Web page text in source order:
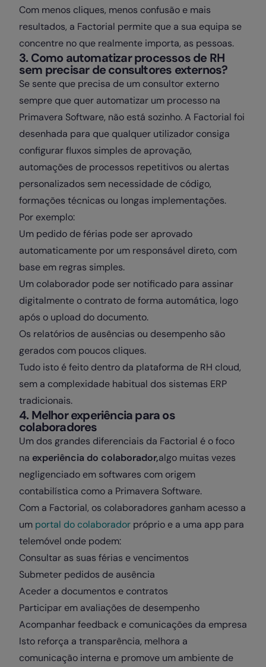
Com menos cliques, menos confusão e mais
resultados, a Factorial permite que a sua equipa se
concentre no que realmente importa, as pessoas.
3. Como automatizar processos de RH
sem precisar de consultores externos?
Se sente que precisa de um consultor externo
sempre que quer automatizar um processo na
Primavera Software, não está sozinho. A Factorial foi
desenhada para que qualquer utilizador consiga
configurar fluxos simples de aprovação,
automações de processos repetitivos ou alertas
personalizados sem necessidade de código,
formações técnicas ou longas implementações.
Por exemplo:
Um pedido de férias pode ser aprovado
automaticamente por um responsável direto, com
base em regras simples.
Um colaborador pode ser notificado para assinar
digitalmente o contrato de forma automática, logo
após o upload do documento.
Os relatórios de ausências ou desempenho são
gerados com poucos cliques.
Tudo isto é feito dentro da plataforma de RH cloud,
sem a complexidade habitual dos sistemas ERP
tradicionais.
4. Melhor experiência para os
colaboradores
Um dos grandes diferenciais da Factorial é o foco
na experiência do colaborador,algo muitas vezes
negligenciado em softwares com origem
contabilística como a Primavera Software.
Com a Factorial, os colaboradores ganham acesso a
um portal do colaborador próprio e a uma app para
telemóvel onde podem:
Consultar as suas férias e vencimentos
Submeter pedidos de ausência
Aceder a documentos e contratos
Participar em avaliações de desempenho
Acompanhar feedback e comunicações da empresa
Isto reforça a transparência, melhora a
comunicação interna e promove um ambiente de